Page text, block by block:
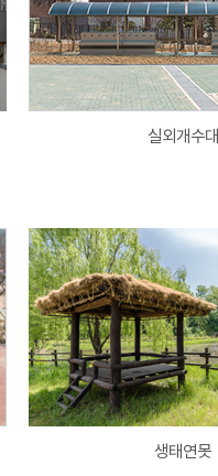
실외개수대
생태연못